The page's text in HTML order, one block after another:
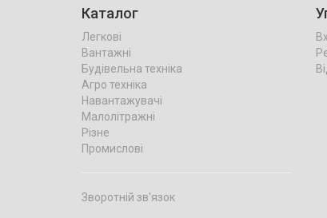
Каталог
Легкові
Вантажні
Будівельна техніка
Агро техніка
Навантажувачі
Малолітражні
Різне
Промислові
Зворотній зв'язок